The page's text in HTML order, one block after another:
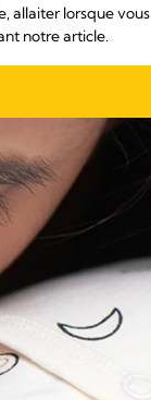
allaiter lorsque vous
notre article.